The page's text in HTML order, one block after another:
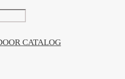
CATALOG